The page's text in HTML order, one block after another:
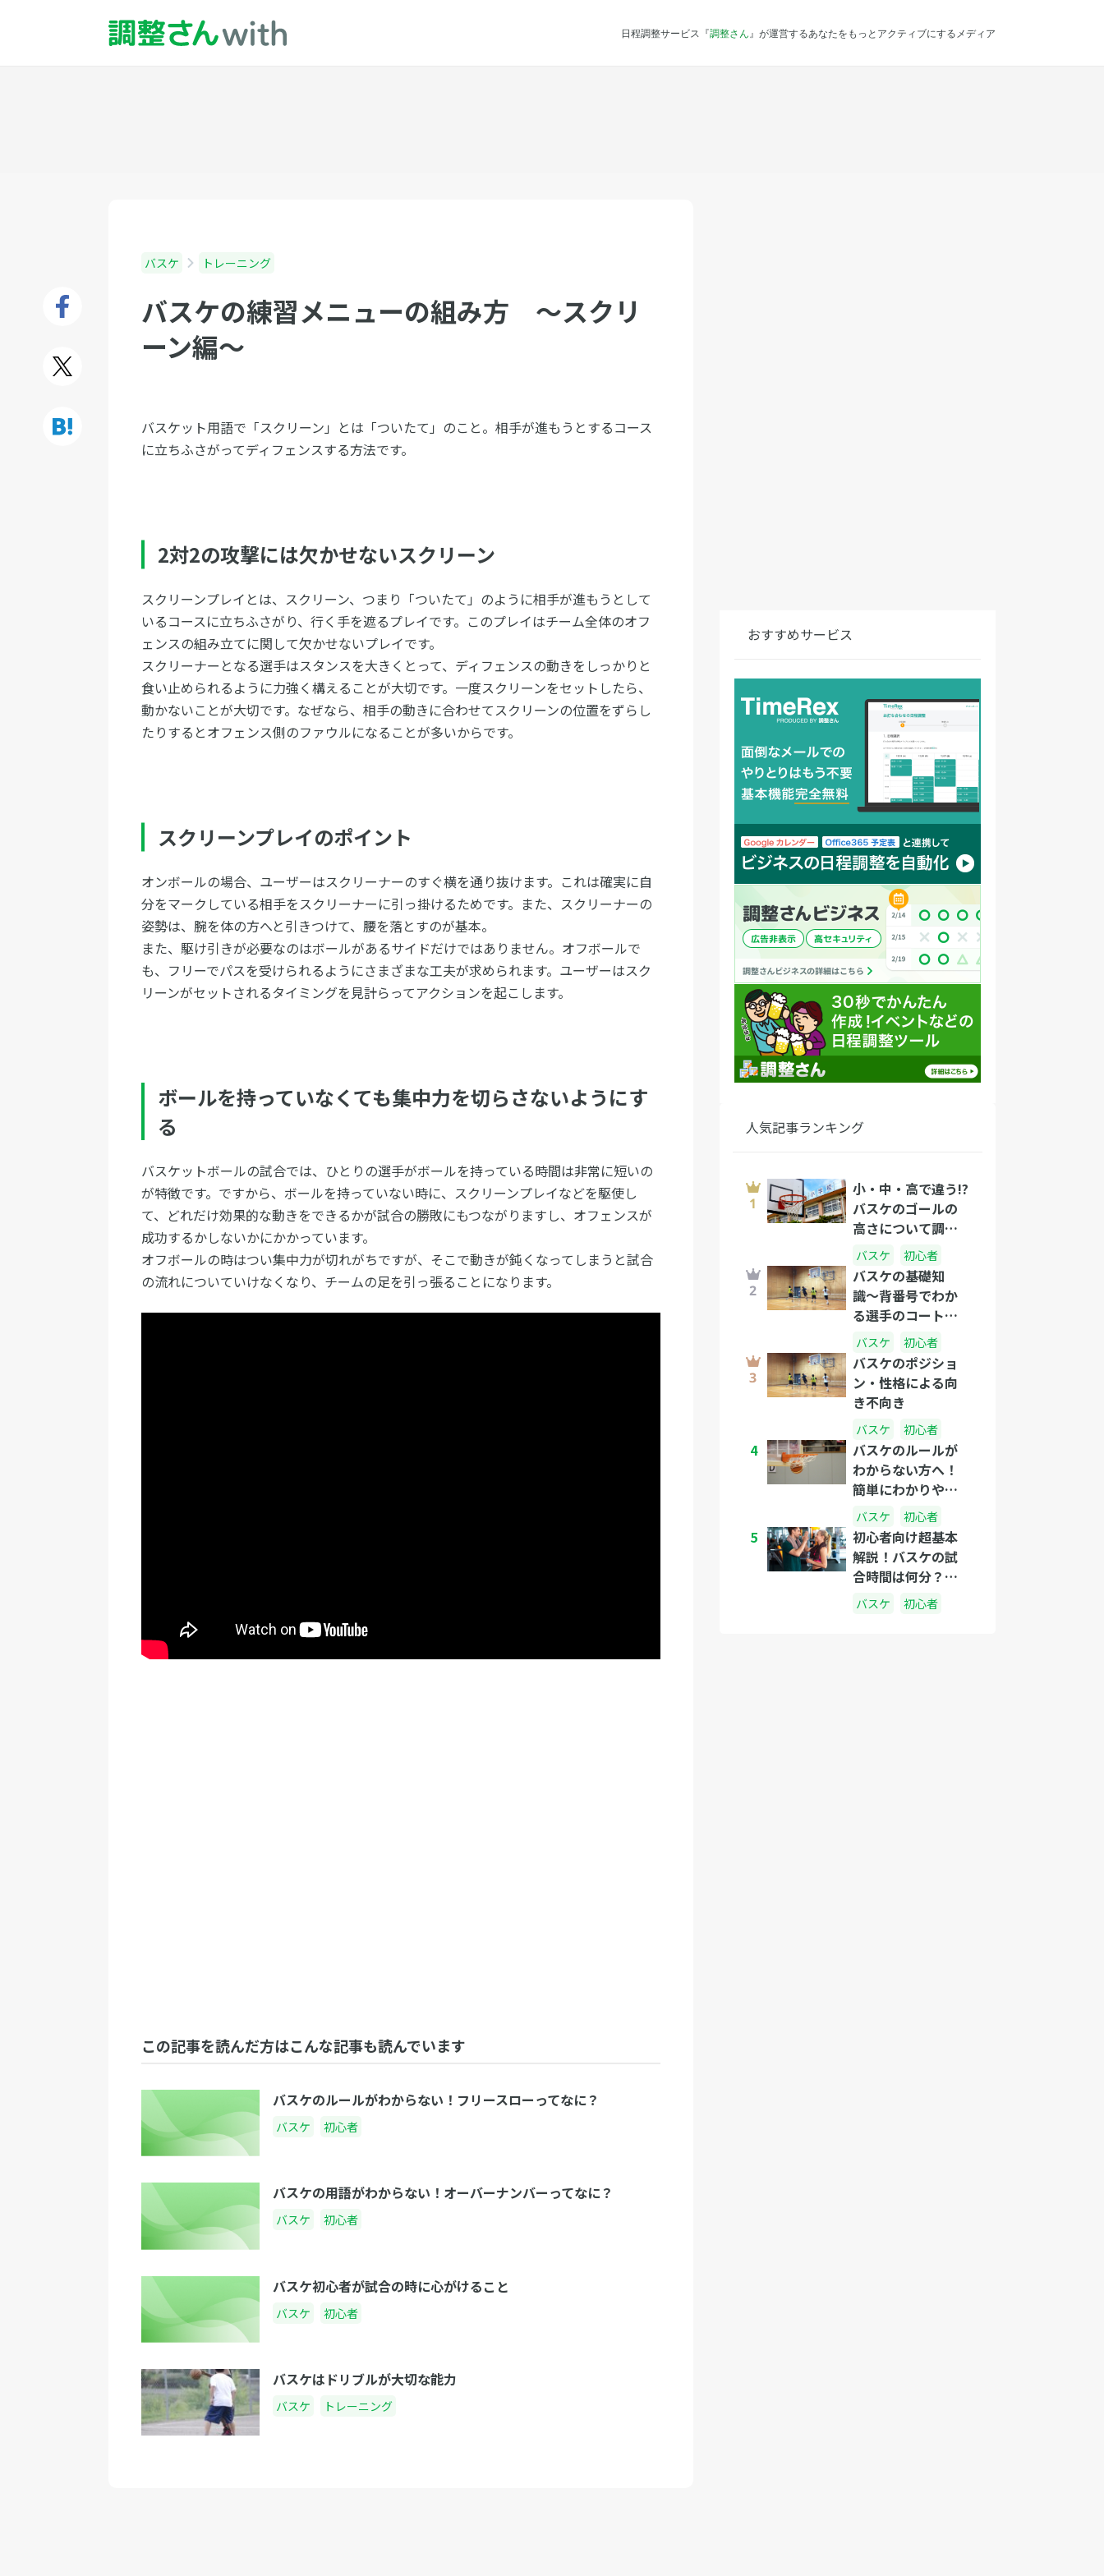
日程調整サービス『調整さん 』が運営するあなたをもっとアクティブにするメディア
バスケ トレーニング
バスケの練習メニューの組み方 〜スクリ
ーン編〜
バスケット用語で「スクリーン」とは「ついたて」のこと。相手が進もうとするコース
に立ちふさがってディフェンスする方法です。
2対2の攻撃には欠かせないスクリーン
スクリーンプレイとは、スクリーン、つまり「ついたて」のように相手が進もうとして
いるコースに立ちふさがり、行く手を遮るプレイです。このプレイはチーム全体のオフ
ェンスの組み立てに関して欠かせないプレイです。
スクリーナーとなる選手はスタンスを大きくとって、ディフェンスの動きをしっかりと
食い止められるように力強く構えることが大切です。一度スクリーンをセットしたら、
動かないことが大切です。なぜなら、相手の動きに合わせてスクリーンの位置をずらし
たりするとオフェンス側のファウルになることが多いからです。
スクリーンプレイのポイント
オンボールの場合、ユーザーはスクリーナーのすぐ横を通り抜けます。これは確実に自
分をマークしている相手をスクリーナーに引っ掛けるためです。また、スクリーナーの
姿勢は、腕を体の方へと引きつけて、腰を落とすのが基本。
また、駆け引きが必要なのはボールがあるサイドだけではありません。オフボールで
も、フリーでパスを受けられるようにさまざまな工夫が求められます。ユーザーはスク
リーンがセットされるタイミングを見計らってアクションを起こします。
ボールを持っていなくても集中力を切らさないようにす
る
バスケットボールの試合では、ひとりの選手がボールを持っている時間は非常に短いの
が特徴です。ですから、ボールを持っていない時に、スクリーンプレイなどを駆使し
て、どれだけ効果的な動きをできるかが試合の勝敗にもつながりますし、オフェンスが
成功するかしないかにかかっています。
オフボールの時はつい集中力が切れがちですが、そこで動きが鈍くなってしまうと試合
の流れについていけなくなり、チームの足を引っ張ることになります。
この記事を読んだ方はこんな記事も読んでいます
バスケのルールがわからない！フリースローってなに？
バスケ 初心者
バスケの用語がわからない！オーバーナンバーってなに？
バスケ 初心者
バスケ初心者が試合の時に心がけること
バスケ 初心者
バスケはドリブルが大切な能力
バスケ トレーニング
おすすめサービス
人気記事ランキング
小・中・高で違う!?
バスケのゴールの
高さについて調べ
てみました。
バスケ 初心者
バスケの基礎知
識〜背番号でわか
る選手のコート上
の役割を解説しま
す〜
バスケ 初心者
バスケのポジショ
ン・性格による向
き不向き
バスケ 初心者
4
バスケのルールが
わからない方へ！
簡単にわかりやす
く説明しましょ
う！
バスケ 初心者
5
初心者向け超基本
解説！バスケの試
合時間は何分？休
憩中は何をしてる
バスケ 初心者